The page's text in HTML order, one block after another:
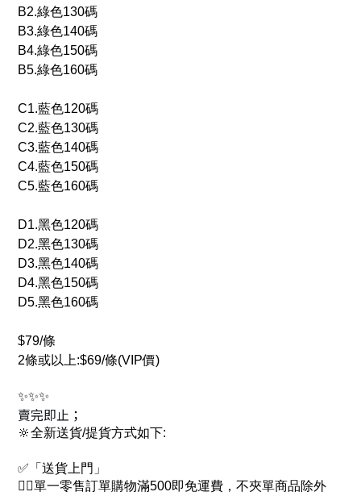
B2.綠色130️碼
B3.綠色140️碼
B4.綠色150️碼
B5.綠色160️碼
C1.藍色120️碼
C2.藍色130️碼
C3.藍色140️碼
C4.藍色150️碼
C5.藍色160️碼
D1.黑色120️碼
D2.黑色130️碼
D3.黑色140️碼
D4.黑色150️碼
D5.黑色160️碼
$79/條
2條或以上:$69/條(VIP價)
✨✨✨
賣完即止 ；
🔆全新送貨/提貨方式如下:
✅「送貨上門」
👉🏻單一零售訂單購物滿500即免運費，不夾單商品除外